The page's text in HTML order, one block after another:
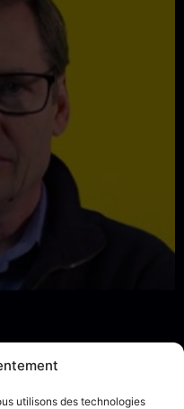
utilisons des technologies